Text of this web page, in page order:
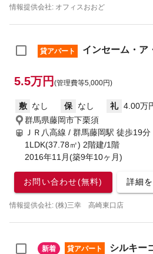
情報提供会社: オフィスおおど
貸アパート インセーム・ア
5.5万円 (管理費等5,000円)
敷 なし 保 なし 礼 4.00万
群馬県藤岡市下栗須
ＪＲ八高線 / 群馬藤岡駅 徒歩19分
1LDK(37.78㎡) 2階建/1階
2016年11月(築9年10ヶ月)
お問い合わせ(無料) 詳細
情報提供会社: (株)三幸 高崎東口店
新着 貸アパート シルキー